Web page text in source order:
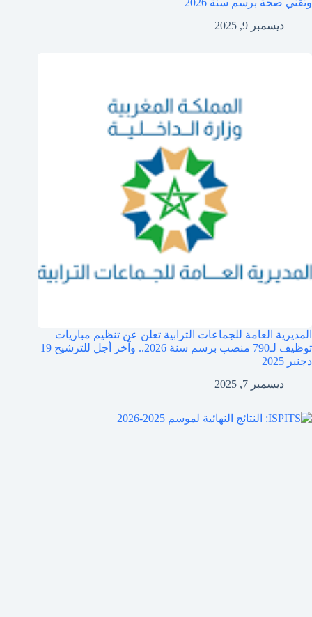
ديسمبر 9, 2025
المديرية العامة للجماعات الترابية تعلن عن تنظيم مباريات
توظيف لـ790 منصب برسم سنة 2026.. وآخر أجل للترشيح 19
دجنبر 2025
ديسمبر 7, 2025